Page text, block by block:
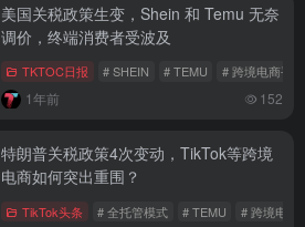
美国关税政策生变，Shein 和 Temu 无奈
调价，终端消费者受波及
TKTOC日报 # SHEIN # TEMU # 跨境电商平台
1年前 152
特朗普关税政策4次变动，TikTok等跨境
电商如何突出重围？
TikTok头条 # 全托管模式 # TEMU # 跨境电商